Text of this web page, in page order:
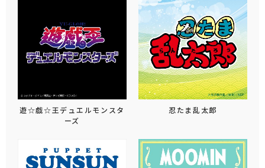
遊☆戯☆王デュエルモンスタ
ーズ
忍たま乱太郎